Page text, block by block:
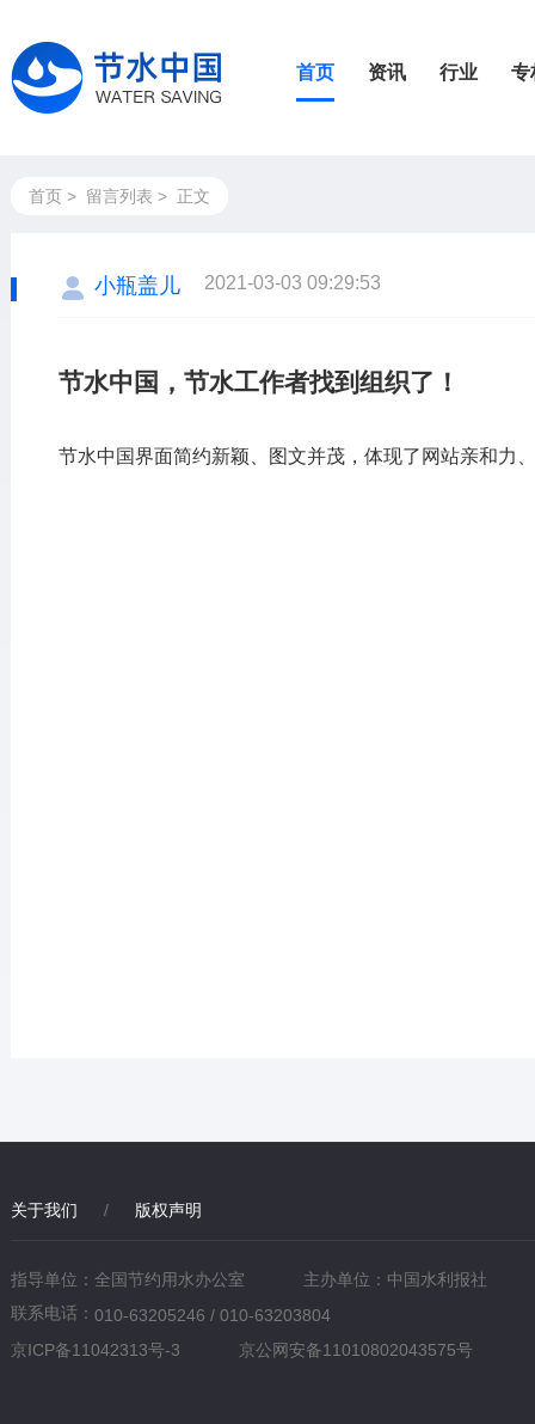
首页 资讯 行业 专
首页> 留言列表 > 正文
小瓶盖儿 2021-03-03 09:29:53
节水中国，节水工作者找到组织了！
节水中国界面简约新颖、图文并茂，体现了网站亲和力
关于我们 / 版权声明
指导单位：全国节约用水办公室
主办单位：中国水利报社
联系电话： 010-63205246 / 010-63203804
京ICP备11042313号-3
京公网安备11010802043575号